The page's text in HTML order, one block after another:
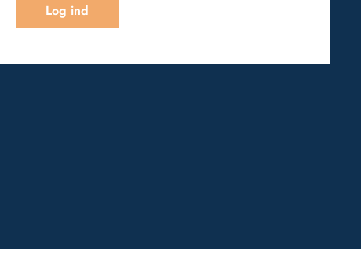
Log ind